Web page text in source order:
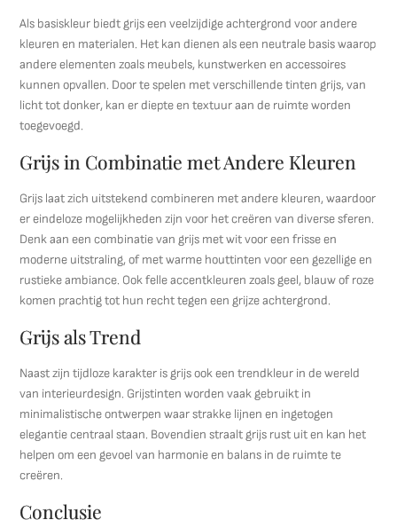
Als basiskleur biedt grijs een veelzijdige achtergrond voor andere
kleuren en materialen. Het kan dienen als een neutrale basis waarop
andere elementen zoals meubels, kunstwerken en accessoires
kunnen opvallen. Door te spelen met verschillende tinten grijs, van
licht tot donker, kan er diepte en textuur aan de ruimte worden
toegevoegd.
Grijs in Combinatie met Andere Kleuren
Grijs laat zich uitstekend combineren met andere kleuren, waardoor
er eindeloze mogelijkheden zijn voor het creëren van diverse sferen.
Denk aan een combinatie van grijs met wit voor een frisse en
moderne uitstraling, of met warme houttinten voor een gezellige en
rustieke ambiance. Ook felle accentkleuren zoals geel, blauw of roze
komen prachtig tot hun recht tegen een grijze achtergrond.
Grijs als Trend
Naast zijn tijdloze karakter is grijs ook een trendkleur in de wereld
van interieurdesign. Grijstinten worden vaak gebruikt in
minimalistische ontwerpen waar strakke lijnen en ingetogen
elegantie centraal staan. Bovendien straalt grijs rust uit en kan het
helpen om een gevoel van harmonie en balans in de ruimte te
creëren.
Conclusie